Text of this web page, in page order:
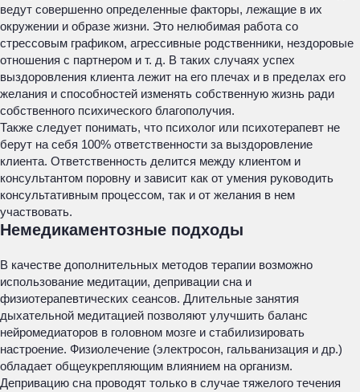
ведут совершенно определенные факторы, лежащие в их
окружении и образе жизни. Это нелюбимая работа со
стрессовым графиком, агрессивные родственники, нездоровые
отношения с партнером и т. д. В таких случаях успех
выздоровления клиента лежит на его плечах и в пределах его
желания и способностей изменять собственную жизнь ради
собственного психического благополучия.
Также следует понимать, что психолог или психотерапевт не
берут на себя 100% ответственности за выздоровление
клиента. Ответственность делится между клиентом и
консультантом поровну и зависит как от умения руководить
консультативным процессом, так и от желания в нем
участвовать.
Немедикаментозные подходы
В качестве дополнительных методов терапии возможно
использование медитации, депривации сна и
физиотерапевтических сеансов. Длительные занятия
дыхательной медитацией позволяют улучшить баланс
нейромедиаторов в головном мозге и стабилизировать
настроение. Физиолечение (электросон, гальванизация и др.)
обладает общеукрепляющим влиянием на организм.
Депривацию сна проводят только в случае тяжелого течения